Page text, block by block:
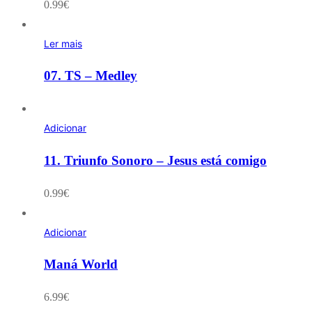
0.99€
Ler mais
07. TS – Medley
Adicionar
11. Triunfo Sonoro – Jesus está comigo
0.99€
Adicionar
Maná World
6.99€